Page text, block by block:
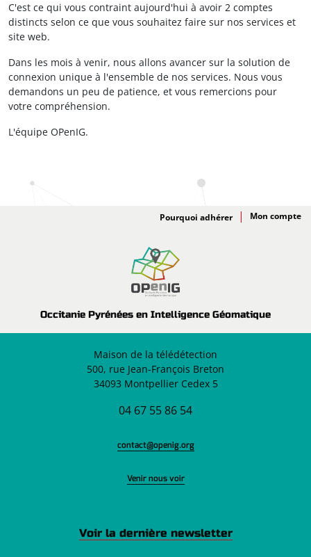
C'est ce qui vous contraint aujourd'hui à avoir 2 comptes
distincts selon ce que vous souhaitez faire sur nos services et
site web.
Dans les mois à venir, nous allons avancer sur la solution de
connexion unique à l'ensemble de nos services. Nous vous
demandons un peu de patience, et vous remercions pour
votre compréhension.
L'équipe OPenIG.
Occitanie Pyrénées en Intelligence Géomatique
Adhésion
Pourquoi adhérer
Maison de la télédétection
500, rue Jean-François Breton
34093 Montpellier Cedex 5
04 67 55 86 54
contact@openig.org
Venir nous voir
Voir la dernière newsletter